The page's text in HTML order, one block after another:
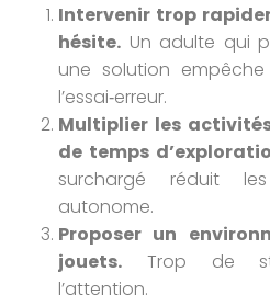
Intervenir trop
hésite. Un adulte qui
une solution empêche
l’essai‑erreur.
Multiplier les
de temps
surchargé réduit
autonome.
Proposer un
jouets. Trop de
l’attention.